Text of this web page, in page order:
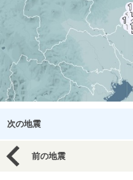
次の地震
前の地震